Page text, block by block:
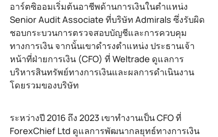
อาร์ตซิออมเริ่มต้นอาชีพด้านการเงินในตำแหน่ง
Senior Audit Associate ที่บริษัท Admirals ซึ่งรับผิด
ชอบกระบวนการตรวจสอบบัญชีและการควบคุม
ทางการเงิน จากนั้นเขาดำรงตำแหน่ง ประธานเจ้า
หน้าที่ฝ่ายการเงิน (CFO) ที่ Weltrade ดูแลการ
บริหารสินทรัพย์ทางการเงินและผลการดำเนินงาน
โดยรวมของบริษัท
ระหว่างปี 2016 ถึง 2023 เขาทำงานเป็น CFO ที่
ForexChief Ltd ดูแลการพัฒนากลยุทธ์ทางการเงิน